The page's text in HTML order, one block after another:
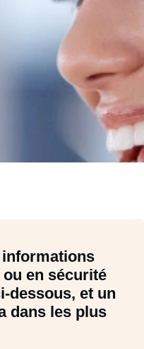
informations
en sécurité
dessous, et un
dans les plus